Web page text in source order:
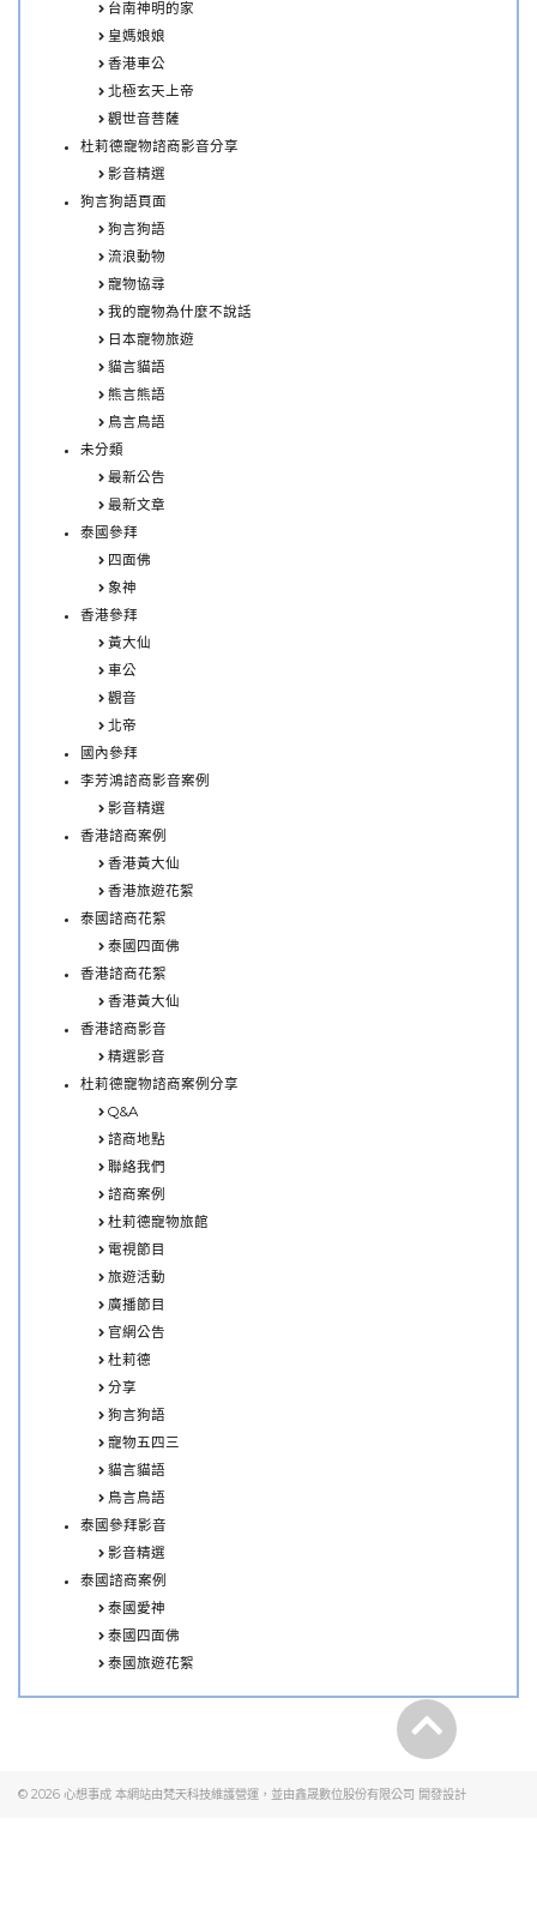
台南神明的家
皇媽娘娘
香港車公
北極玄天上帝
觀世音菩薩
杜莉德寵物諮商影音分享
影音精選
狗言狗語頁面
狗言狗語
流浪動物
寵物協尋
我的寵物為什麼不說話
日本寵物旅遊
貓言貓語
熊言熊語
鳥言鳥語
未分類
最新公告
最新文章
泰國參拜
四面佛
象神
香港參拜
黃大仙
車公
觀音
北帝
國內參拜
李芳鴻諮商影音案例
影音精選
香港諮商案例
香港黃大仙
香港旅遊花絮
泰國諮商花絮
泰國四面佛
香港諮商花絮
香港黃大仙
香港諮商影音
精選影音
杜莉德寵物諮商案例分享
Q&A
諮商地點
聯絡我們
諮商案例
杜莉德寵物旅館
電視節目
旅遊活動
廣播節目
官網公告
杜莉德
分享
狗言狗語
寵物五四三
貓言貓語
鳥言鳥語
泰國參拜影音
影音精選
泰國諮商案例
泰國愛神
泰國四面佛
泰國旅遊花絮
© 2026 心想事成 本網站由梵天科技維護營運，並由鑫晟數位股份有限公司 開發設計